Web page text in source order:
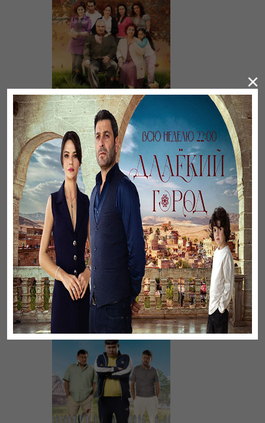
Үзілген жапырақтар
Үнсіз жүрек
×